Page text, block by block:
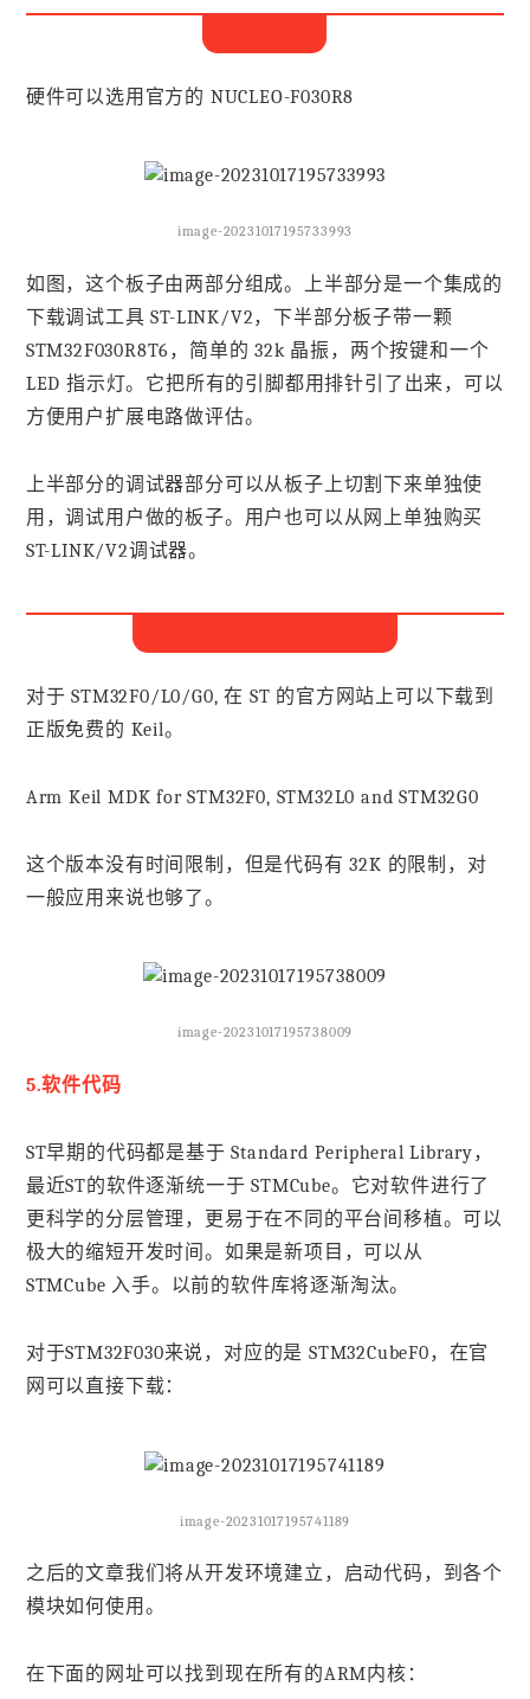
硬件可以选用官方的 NUCLEO-F030R8
image-20231017195733993
如图，这个板子由两部分组成。上半部分是一个集成的
下载调试工具 ST-LINK/V2，下半部分板子带一颗
STM32F030R8T6，简单的 32k 晶振，两个按键和一个
LED 指示灯。它把所有的引脚都用排针引了出来，可以
方便用户扩展电路做评估。
上半部分的调试器部分可以从板子上切割下来单独使
用，调试用户做的板子。用户也可以从网上单独购买
ST-LINK/V2调试器。
对于 STM32F0/L0/G0, 在 ST 的官方网站上可以下载到
正版免费的 Keil。
Arm Keil MDK for STM32F0, STM32L0 and STM32G0
这个版本没有时间限制，但是代码有 32K 的限制，对
一般应用来说也够了。
image-20231017195738009
5.软件代码
ST早期的代码都是基于 Standard Peripheral Library，
最近ST的软件逐渐统一于 STMCube。它对软件进行了
更科学的分层管理，更易于在不同的平台间移植。可以
极大的缩短开发时间。如果是新项目，可以从
STMCube 入手。以前的软件库将逐渐淘汰。
对于STM32F030来说，对应的是 STM32CubeF0，在官
网可以直接下载：
image-20231017195741189
之后的文章我们将从开发环境建立，启动代码，到各个
模块如何使用。
在下面的网址可以找到现在所有的ARM内核：